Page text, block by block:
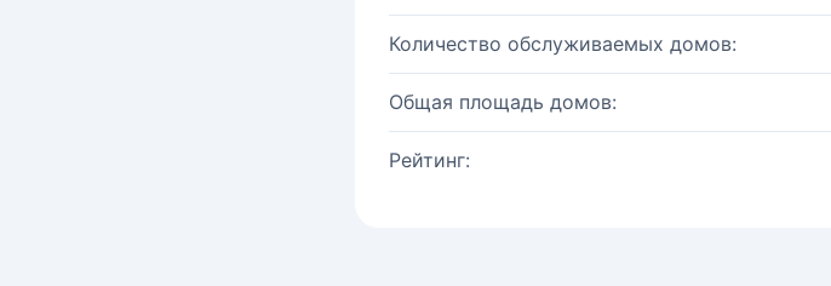
Количество обслуживаемых домов:
Общая площадь домов:
Рейтинг: